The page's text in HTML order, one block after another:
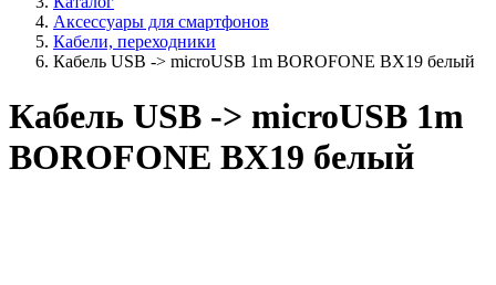
Аксессуары для смартфонов
Кабели, переходники
Кабель USB -> microUSB 1m BOROFONE BX19 белый
Кабель USB -> microUSB 1m
BOROFONE BX19 белый